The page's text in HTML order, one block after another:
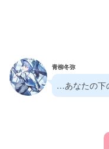
青柳冬弥
…あなたの下